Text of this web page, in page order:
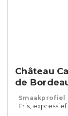
Château
de
Smaakprofiel
Fris, expressief